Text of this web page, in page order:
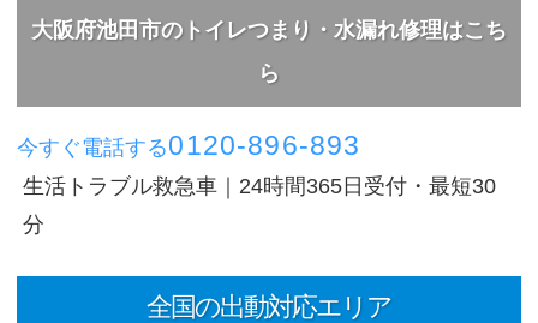
大阪府池田市のトイレつまり・水漏れ修理はこち
ら
今すぐ電話する0120-896-893
生活トラブル救急車｜24時間365日受付・最短30
分
全国の出動対応エリア